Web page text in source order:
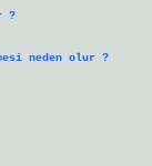
?
neden olur ?